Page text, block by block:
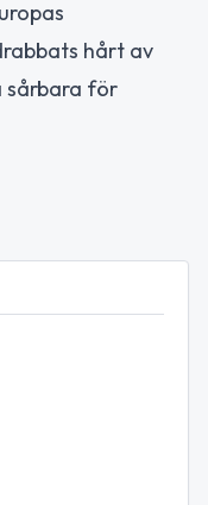
hårt av
sårbara för